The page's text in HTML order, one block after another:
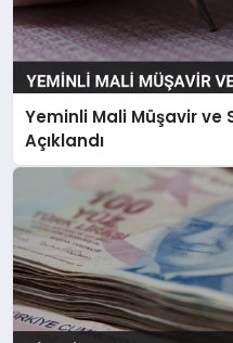
Yeminli Mali Müşavir ve
Açıklandı